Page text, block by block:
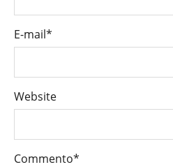
E-mail*
Website
Commento*